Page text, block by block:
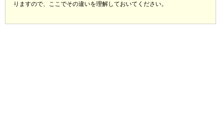
りますので、ここでその違いを理解しておいてください。